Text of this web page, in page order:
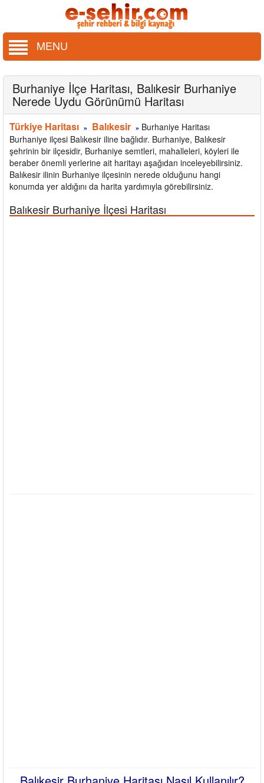
MENU
Burhaniye İlçe Haritası, Balıkesir Burhaniye
Nerede Uydu Görünümü Haritası
Türkiye Haritası » Balıkesir » Burhaniye Haritası
Burhaniye ilçesi Balıkesir iline bağlıdır. Burhaniye, Balıkesir
şehrinin bir ilçesidir, Burhaniye semtleri, mahalleleri, köyleri ile
beraber önemli yerlerine ait haritayı aşağıdan inceleyebilirsiniz.
Balıkesir ilinin Burhaniye ilçesinin nerede olduğunu hangi
konumda yer aldığını da harita yardımıyla görebilirsiniz.
Balıkesir Burhaniye İlçesi Haritası